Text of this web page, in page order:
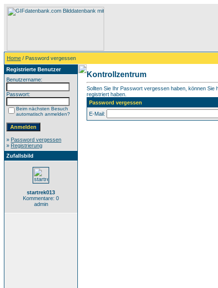
Home / Password vergessen
Registrierte Benutzer
Benutzername:
Passwort:
Beim nächsten Besuch
automatisch anmelden?
» Password vergessen
» Registrierung
Zufallsbild
startrek013
Kommentare: 0
admin
Kontrollzentrum
Sollten Sie Ihr Passwort vergessen haben, können
registriert haben.
Password vergessen
E-Mail: